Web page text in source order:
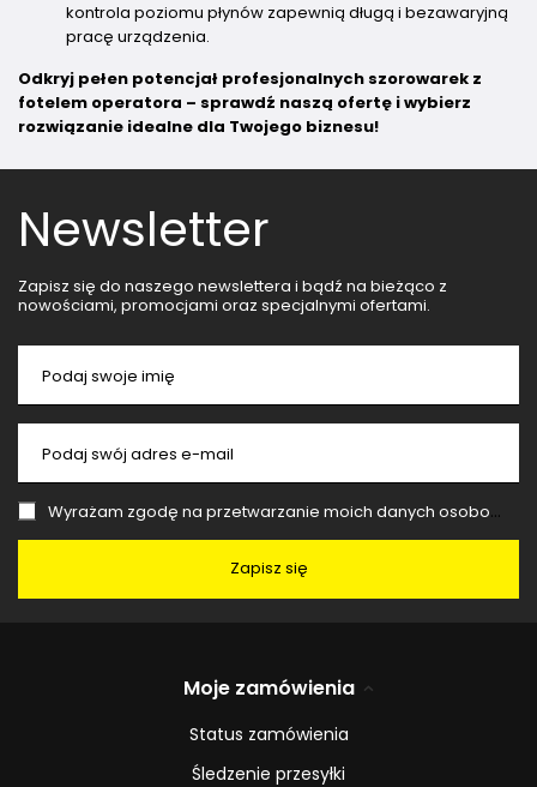
kontrola poziomu płynów zapewnią długą i bezawaryjną
pracę urządzenia.
Odkryj pełen potencjał profesjonalnych szorowarek z
fotelem operatora – sprawdź naszą ofertę i wybierz
rozwiązanie idealne dla Twojego biznesu!
Newsletter
Zapisz się do naszego newslettera i bądź na bieżąco z
nowościami, promocjami oraz specjalnymi ofertami.
Podaj swoje imię
Podaj swój adres e-mail
Wyrażam zgodę na przetwarzanie moich danych osobowych (adres e-mail) na potrzeby wysyłki newslettera z informacją handlową (marketing). Więcej w
Zapisz się
Moje zamówienia
Status zamówienia
Śledzenie przesyłki